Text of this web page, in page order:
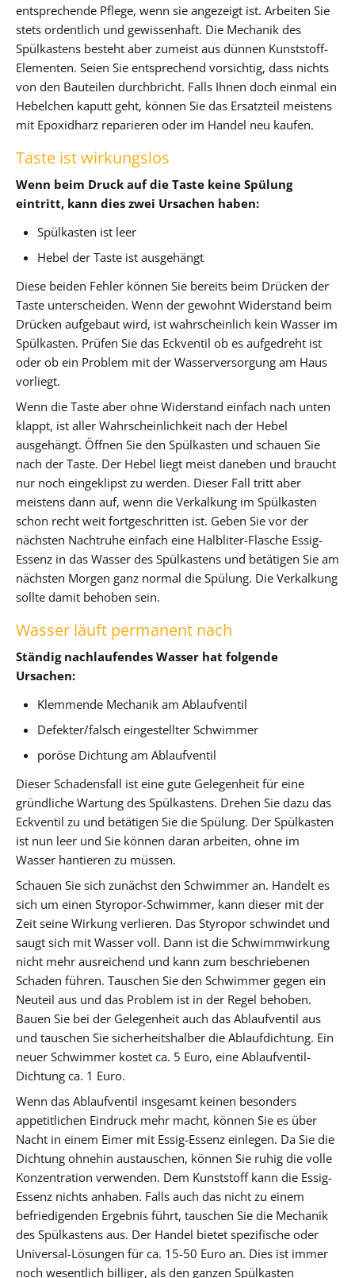
entsprechende Pflege, wenn sie angezeigt ist. Arbeiten Sie
stets ordentlich und gewissenhaft. Die Mechanik des
Spülkastens besteht aber zumeist aus dünnen Kunststoff-
Elementen. Seien Sie entsprechend vorsichtig, dass nichts
von den Bauteilen durchbricht. Falls Ihnen doch einmal ein
Hebelchen kaputt geht, können Sie das Ersatzteil meistens
mit Epoxidharz reparieren oder im Handel neu kaufen.
Taste ist wirkungslos
Wenn beim Druck auf die Taste keine Spülung
eintritt, kann dies zwei Ursachen haben:
Spülkasten ist leer
Hebel der Taste ist ausgehängt
Diese beiden Fehler können Sie bereits beim Drücken der
Taste unterscheiden. Wenn der gewohnt Widerstand beim
Drücken aufgebaut wird, ist wahrscheinlich kein Wasser im
Spülkasten. Prüfen Sie das Eckventil ob es aufgedreht ist
oder ob ein Problem mit der Wasserversorgung am Haus
vorliegt.
Wenn die Taste aber ohne Widerstand einfach nach unten
klappt, ist aller Wahrscheinlichkeit nach der Hebel
ausgehängt. Öffnen Sie den Spülkasten und schauen Sie
nach der Taste. Der Hebel liegt meist daneben und braucht
nur noch eingeklipst zu werden. Dieser Fall tritt aber
meistens dann auf, wenn die Verkalkung im Spülkasten
schon recht weit fortgeschritten ist. Geben Sie vor der
nächsten Nachtruhe einfach eine Halbliter-Flasche Essig-
Essenz in das Wasser des Spülkastens und betätigen Sie am
nächsten Morgen ganz normal die Spülung. Die Verkalkung
sollte damit behoben sein.
Wasser läuft permanent nach
Ständig nachlaufendes Wasser hat folgende
Ursachen:
Klemmende Mechanik am Ablaufventil
Defekter/falsch eingestellter Schwimmer
poröse Dichtung am Ablaufventil
Dieser Schadensfall ist eine gute Gelegenheit für eine
gründliche Wartung des Spülkastens. Drehen Sie dazu das
Eckventil zu und betätigen Sie die Spülung. Der Spülkasten
ist nun leer und Sie können daran arbeiten, ohne im
Wasser hantieren zu müssen.
Schauen Sie sich zunächst den Schwimmer an. Handelt es
sich um einen Styropor-Schwimmer, kann dieser mit der
Zeit seine Wirkung verlieren. Das Styropor schwindet und
saugt sich mit Wasser voll. Dann ist die Schwimmwirkung
nicht mehr ausreichend und kann zum beschriebenen
Schaden führen. Tauschen Sie den Schwimmer gegen ein
Neuteil aus und das Problem ist in der Regel behoben.
Bauen Sie bei der Gelegenheit auch das Ablaufventil aus
und tauschen Sie sicherheitshalber die Ablaufdichtung. Ein
neuer Schwimmer kostet ca. 5 Euro, eine Ablaufventil-
Dichtung ca. 1 Euro.
Wenn das Ablaufventil insgesamt keinen besonders
appetitlichen Eindruck mehr macht, können Sie es über
Nacht in einem Eimer mit Essig-Essenz einlegen. Da Sie die
Dichtung ohnehin austauschen, können Sie ruhig die volle
Konzentration verwenden. Dem Kunststoff kann die Essig-
Essenz nichts anhaben. Falls auch das nicht zu einem
befriedigenden Ergebnis führt, tauschen Sie die Mechanik
des Spülkastens aus. Der Handel bietet spezifische oder
Universal-Lösungen für ca. 15-50 Euro an. Dies ist immer
noch wesentlich billiger, als den ganzen Spülkasten